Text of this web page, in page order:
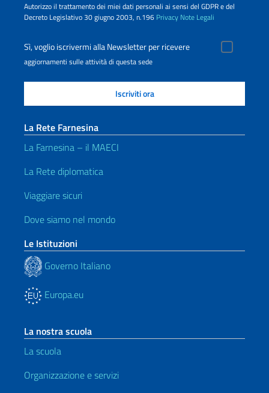
Autorizzo il trattamento dei miei dati personali ai sensi del GDPR e del
Decreto Legislativo 30 giugno 2003, n.196 Privacy Note Legali
Sì, voglio iscrivermi alla Newsletter per ricevere
aggiornamenti sulle attività di questa sede
La Rete Farnesina
La Farnesina – il MAECI
La Rete diplomatica
Viaggiare sicuri
Dove siamo nel mondo
Le Istituzioni
Governo Italiano
Europa.eu
La nostra scuola
La scuola
Organizzazione e servizi